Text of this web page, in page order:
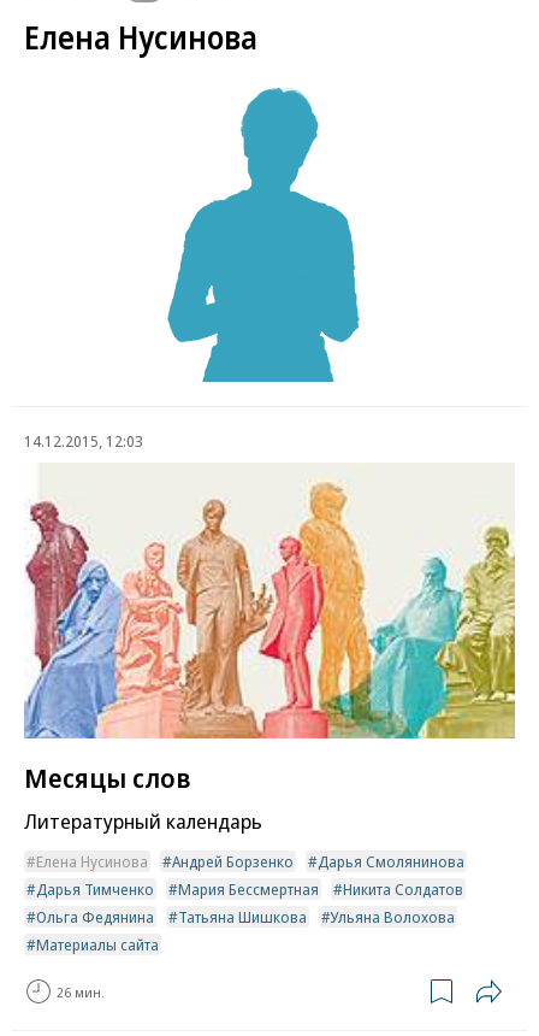
Елена Нусинова
14.12.2015, 12:03
Месяцы слов
Литературный календарь
Елена Нусинова Андрей Борзенко
Дарья Смолянинова
Дарья Тимченко
Мария Бессмертная
Никита Солдатов
Ольга Федянина
Татьяна Шишкова
Ульяна Волохова
Материалы сайта
26 мин.